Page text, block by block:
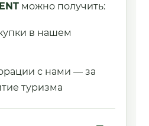
можно получить:
в нашем
с нами — за
туризма